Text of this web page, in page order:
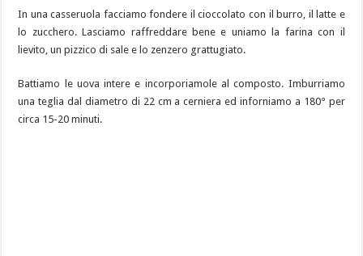
In una casseruola facciamo fondere il cioccolato con il burro, il latte e
lo zucchero. Lasciamo raffreddare bene e uniamo la farina con il
lievito, un pizzico di sale e lo zenzero grattugiato.
Battiamo le uova intere e incorporiamole al composto. Imburriamo
una teglia dal diametro di 22 cm a cerniera ed inforniamo a 180° per
circa 15-20 minuti.